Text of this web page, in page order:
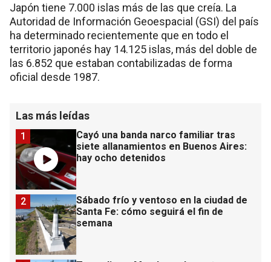
Japón tiene 7.000 islas más de las que creía. La
Autoridad de Información Geoespacial (GSI) del país
ha determinado recientemente que en todo el
territorio japonés hay 14.125 islas, más del doble de
las 6.852 que estaban contabilizadas de forma
oficial desde 1987.
Las más leídas
Cayó una banda narco familiar tras
siete allanamientos en Buenos Aires:
hay ocho detenidos
1
Sábado frío y ventoso en la ciudad de
Santa Fe: cómo seguirá el fin de
semana
2